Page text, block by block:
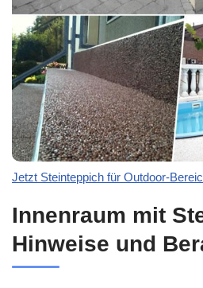
Jetzt Steinteppich für Outdoor-
Innenraum mit
Hinweise und